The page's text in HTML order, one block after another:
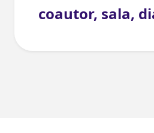
coautor, sala,